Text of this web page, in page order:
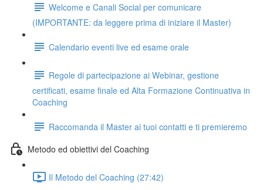
Welcome e Canali Social per comunicare
(IMPORTANTE: da leggere prima di iniziare il Master)
Calendario eventi live ed esame orale
Regole di partecipazione ai Webinar, gestione
certificati, esame finale ed Alta Formazione Continuativa in
Coaching
Raccomanda il Master ai tuoi contatti e ti premieremo
Metodo ed obiettivi del Coaching
Il Metodo del Coaching (27:42)